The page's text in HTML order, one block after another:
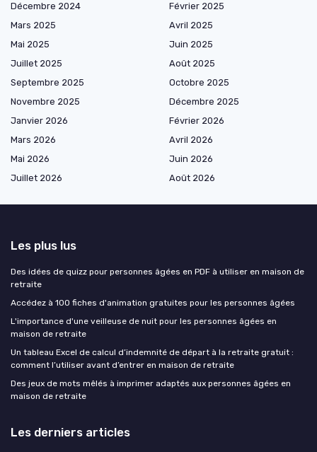
Décembre 2024
Février 2025
Mars 2025
Avril 2025
Mai 2025
Juin 2025
Juillet 2025
Août 2025
Septembre 2025
Octobre 2025
Novembre 2025
Décembre 2025
Janvier 2026
Février 2026
Mars 2026
Avril 2026
Mai 2026
Juin 2026
Juillet 2026
Août 2026
Les plus lus
Des idées de quizz pour personnes âgées en PDF à utiliser en maison de
retraite
Accédez à 100 fiches d'animation gratuites pour les personnes âgées
L'importance d'une veilleuse de nuit pour les personnes âgées en
maison de retraite
Un tableau Excel de calcul d’indemnité de départ à la retraite gratuit :
comment l’utiliser avant d’entrer en maison de retraite
Des jeux de mots mêlés à imprimer adaptés aux personnes âgées en
maison de retraite
Les derniers articles